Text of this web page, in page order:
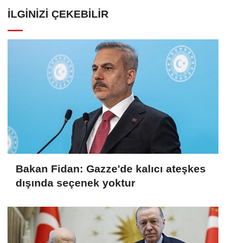
İLGINIZI ÇEKEBILIR
Bakan Fidan: Gazze'de kalıcı ateşkes
dışında seçenek yoktur